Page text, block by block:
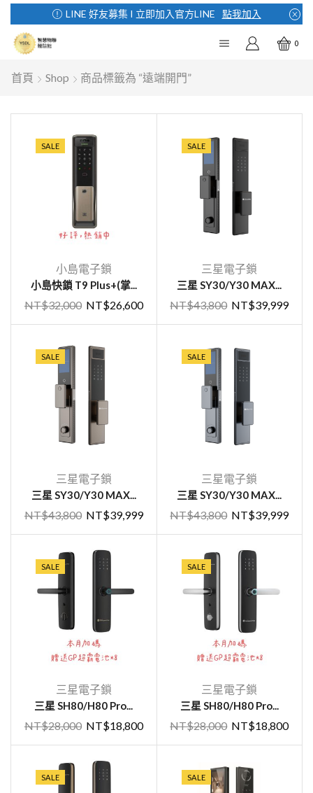
LINE 好友募集 I 立即加入官方LINE 點我加入
0
首頁 Shop 商品標籤為 “遠端開門”
SALE
小島電子鎖
小島快鎖 T9 Plus+(掌...
NT$32,000 NT$26,600
SALE
三星電子鎖
三星 SY30/Y30 MAX...
NT$43,800 NT$39,999
SALE
三星電子鎖
三星 SY30/Y30 MAX...
NT$43,800 NT$39,999
SALE
三星電子鎖
三星 SY30/Y30 MAX...
NT$43,800 NT$39,999
SALE
三星電子鎖
三星 SH80/H80 Pro...
NT$28,000 NT$18,800
SALE
三星電子鎖
三星 SH80/H80 Pro...
NT$28,000 NT$18,800
SALE SALE